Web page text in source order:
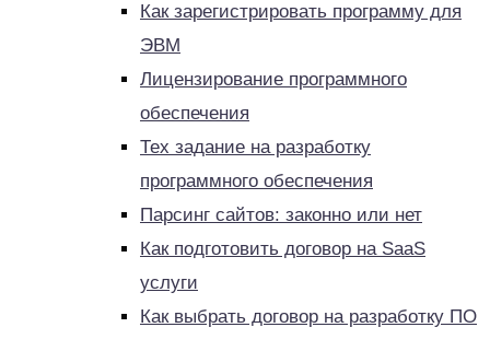
Как зарегистрировать программу для
ЭВМ
Лицензирование программного
обеспечения
Тех задание на разработку
программного обеспечения
Парсинг сайтов: законно или нет
Как подготовить договор на SaaS
услуги
Как выбрать договор на разработку ПО